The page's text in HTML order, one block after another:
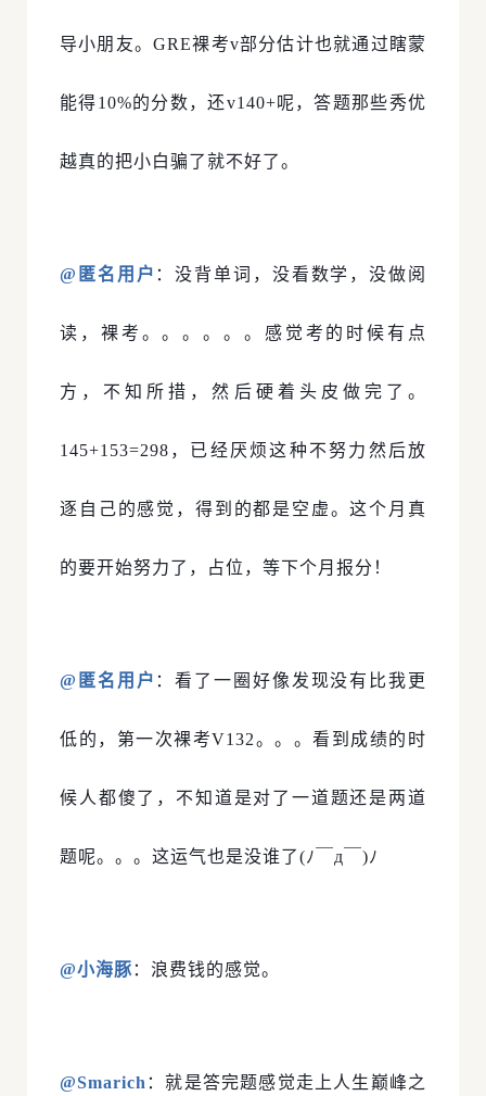
导小朋友。GRE裸考v部分估计也就通过瞎蒙
能得10%的分数，还v140+呢，答题那些秀优
越真的把小白骗了就不好了。
@匿名用户 ：没背单词，没看数学，没做阅
读，裸考。。。。。。感觉考的时候有点
方，不知所措，然后硬着头皮做完了。
145+153=298，已经厌烦这种不努力然后放
逐自己的感觉，得到的都是空虚。这个月真
的要开始努力了，占位，等下个月报分！
@匿名用户 ：看了一圈好像发现没有比我更
低的，第一次裸考V132。。。看到成绩的时
候人都傻了，不知道是对了一道题还是两道
题呢。。。这运气也是没谁了(ﾉ￣д￣)ﾉ
@小海豚 ：浪费钱的感觉。
@Smarich ：就是答完题感觉走上人生巅峰之